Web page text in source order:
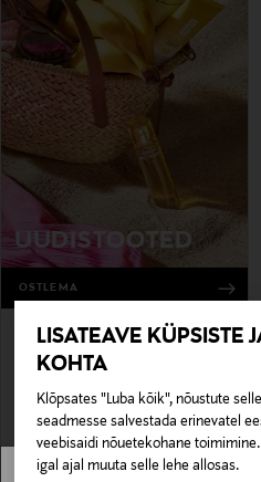
LISATEAVE KÜPSISTE
KOHTA
Klõpsates "Luba kõik", nõustute
seadmesse salvestada erinevatel
veebisaidi nõuetekohane
igal ajal muuta selle lehe allosas.
UUDISTOOTED
OSTLEMA